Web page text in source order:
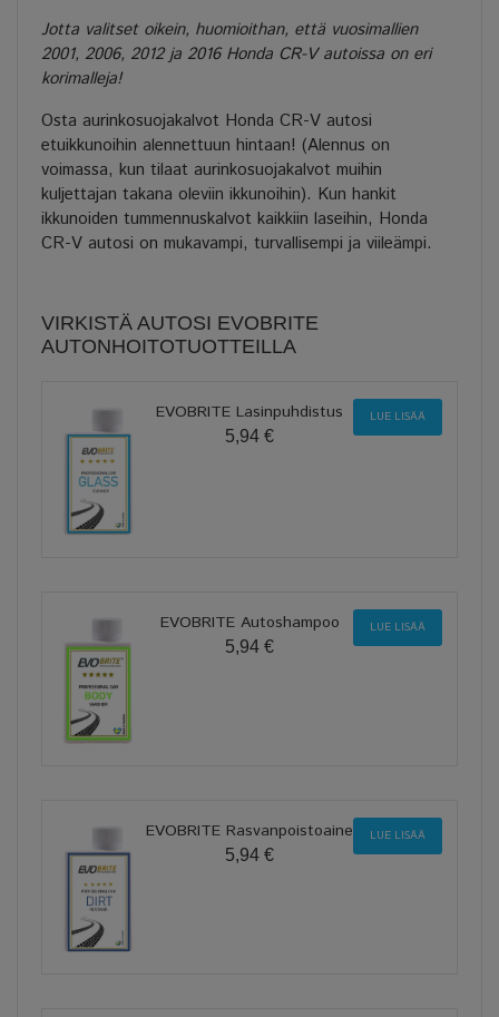
Jotta valitset oikein, huomioithan, että vuosimallien
2001, 2006, 2012 ja 2016 Honda CR-V autoissa on eri
korimalleja!
Osta aurinkosuojakalvot Honda CR-V autosi
etuikkunoihin alennettuun hintaan! (Alennus on
voimassa, kun tilaat aurinkosuojakalvot muihin
kuljettajan takana oleviin ikkunoihin). Kun hankit
ikkunoiden tummennuskalvot kaikkiin laseihin, Honda
CR-V autosi on mukavampi, turvallisempi ja viileämpi.
VIRKISTÄ AUTOSI EVOBRITE
AUTONHOITOTUOTTEILLA
EVOBRITE Lasinpuhdistus
5,94 €
LUE LISÄÄ
EVOBRITE Autoshampoo
5,94 €
LUE LISÄÄ
EVOBRITE Rasvanpoistoaine
5,94 €
LUE LISÄÄ